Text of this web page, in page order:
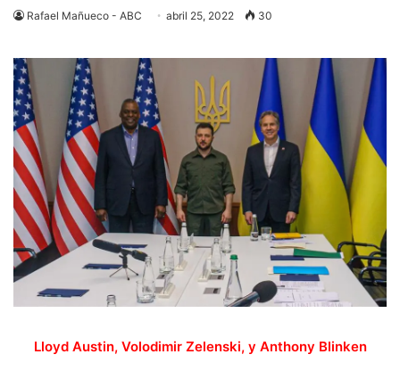
Rafael Mañueco - ABC abril 25, 2022 30
Lloyd Austin, Volodimir Zelenski, y Anthony Blinken